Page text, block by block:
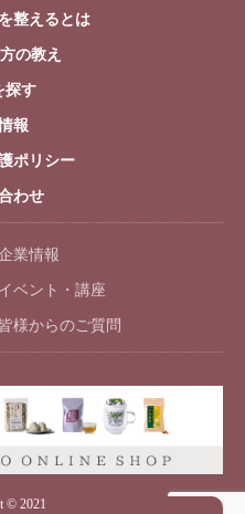
整えるとは
の教え
探す
報
ポリシー
わせ
業情報
イベント・講座
皆様からのご質問
© 2021